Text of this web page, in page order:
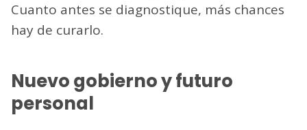
Cuanto antes se diagnostique, más chances
hay de curarlo.
Nuevo gobierno y futuro
personal